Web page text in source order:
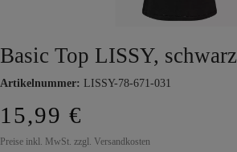
Basic Top LISSY, schwarz
Artikelnummer: LISSY-78-671-031
15,99 €
Preise inkl. MwSt. zzgl. Versandkosten